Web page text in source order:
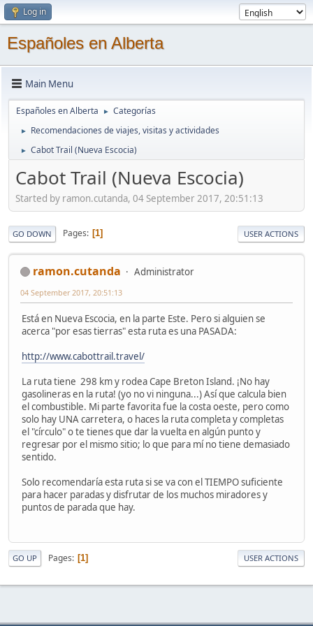
Log in
Españoles en Alberta
Main Menu
Españoles en Alberta ► Categorías
► Recomendaciones de viajes, visitas y actividades
► Cabot Trail (Nueva Escocia)
Cabot Trail (Nueva Escocia)
Started by ramon.cutanda, 04 September 2017, 20:51:13
GO DOWN Pages 1 USER ACTIONS
ramon.cutanda Administrator
04 September 2017, 20:51:13
Está en Nueva Escocia, en la parte Este. Pero si alguien se
acerca "por esas tierras" esta ruta es una PASADA:
http://www.cabottrail.travel/
La ruta tiene 298 km y rodea Cape Breton Island. ¡No hay
gasolineras en la ruta! (yo no vi ninguna...) Así que calcula bien
el combustible. Mi parte favorita fue la costa oeste, pero como
solo hay UNA carretera, o haces la ruta completa y completas
el "círculo" o te tienes que dar la vuelta en algún punto y
regresar por el mismo sitio; lo que para mí no tiene demasiado
sentido.
Solo recomendaría esta ruta si se va con el TIEMPO suficiente
para hacer paradas y disfrutar de los muchos miradores y
puntos de parada que hay.
GO UP Pages 1 USER ACTIONS